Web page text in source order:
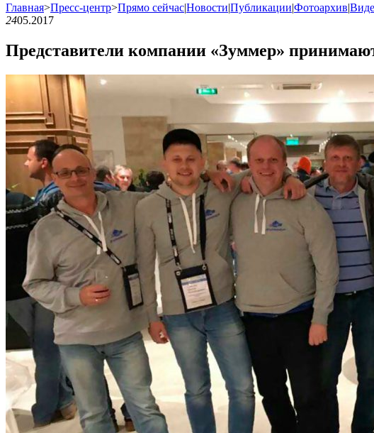
Главная>Пресс-центр>Прямо сейчас|Новости|Публикации|Фотоархив|
2405.2017
Представители компании «Зуммер»